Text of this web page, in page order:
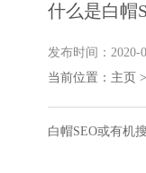
内
搜
高
什么是白帽
发布时间：
当前位置： 主页 >
白帽SEO或有机